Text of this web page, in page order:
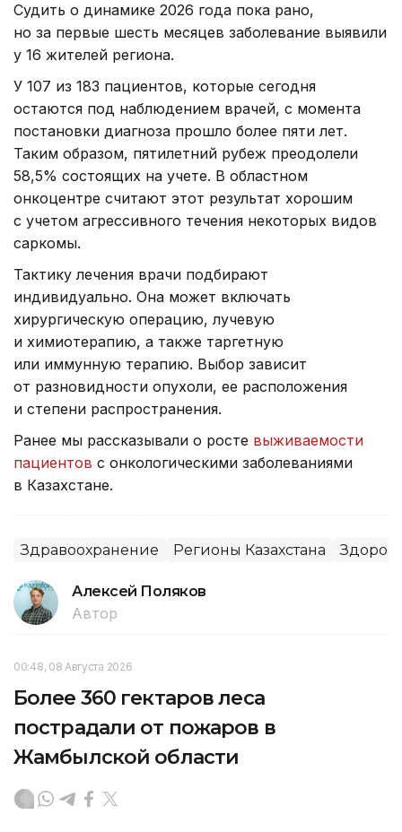
Судить о динамике 2026 года пока рано,
но за первые шесть месяцев заболевание выявили
у 16 жителей региона.
У 107 из 183 пациентов, которые сегодня
остаются под наблюдением врачей, с момента
постановки диагноза прошло более пяти лет.
Таким образом, пятилетний рубеж преодолели
58,5% состоящих на учете. В областном
онкоцентре считают этот результат хорошим
с учетом агрессивного течения некоторых видов
саркомы.
Тактику лечения врачи подбирают
индивидуально. Она может включать
хирургическую операцию, лучевую
и химиотерапию, а также таргетную
или иммунную терапию. Выбор зависит
от разновидности опухоли, ее расположения
и степени распространения.
Ранее мы рассказывали о росте выживаемости
пациентов с онкологическими заболеваниями
в Казахстане.
Здравоохранение Регионы Казахстана
Алексей Поляков
Автор
00:48, 08 Августа 2026
Более 360 гектаров леса
пострадали от пожаров в
Жамбылской области